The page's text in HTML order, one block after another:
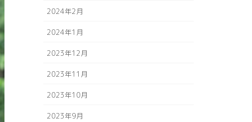
2024年2月
2024年1月
2023年12月
2023年11月
2023年10月
2023年9月